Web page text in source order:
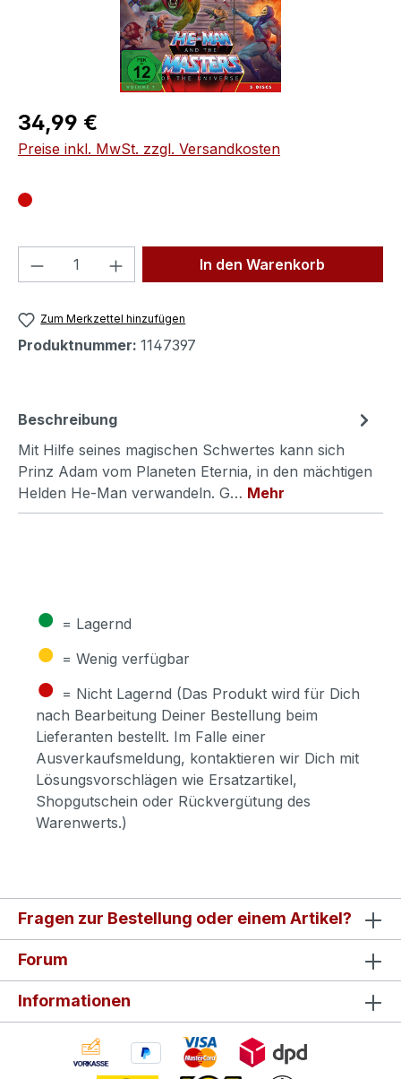
Regulärer Preis:
34,99 €
Preise inkl. MwSt. zzgl. Versandkosten
Produkt Anzahl: Gib denIn den Warenkorb
Zum Merkzettel hinzufügen
Produktnummer: 1147397
Beschreibung
Mit Hilfe seines magischen Schwertes kann sich
Prinz Adam vom Planeten Eternia, in den mächtigen
Helden He-Man verwandeln. G… Mehr
● = Lagernd
● = Wenig verfügbar
● = Nicht Lagernd (Das Produkt wird für Dich
nach Bearbeitung Deiner Bestellung beim
Lieferanten bestellt. Im Falle einer
Ausverkaufsmeldung, kontaktieren wir Dich mit
Lösungsvorschlägen wie Ersatzartikel,
Shopgutschein oder Rückvergütung des
Warenwerts.)
Fragen zur Bestellung oder einem Artikel?
Forum
Informationen